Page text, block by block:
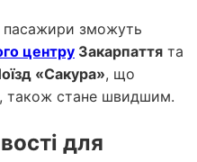
пасажири зможуть
центру Закарпаття та
«Сакура», що
, також стане швидшим.
для